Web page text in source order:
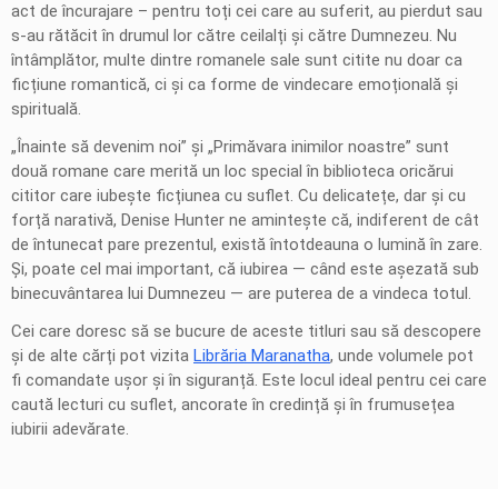
act de încurajare – pentru toți cei care au suferit, au pierdut sau
s-au rătăcit în drumul lor către ceilalți și către Dumnezeu. Nu
întâmplător, multe dintre romanele sale sunt citite nu doar ca
ficțiune romantică, ci și ca forme de vindecare emoțională și
spirituală.
„Înainte să devenim noi” și „Primăvara inimilor noastre” sunt
două romane care merită un loc special în biblioteca oricărui
cititor care iubește ficțiunea cu suflet. Cu delicatețe, dar și cu
forță narativă, Denise Hunter ne amintește că, indiferent de cât
de întunecat pare prezentul, există întotdeauna o lumină în zare.
Și, poate cel mai important, că iubirea — când este așezată sub
binecuvântarea lui Dumnezeu — are puterea de a vindeca totul.
Cei care doresc să se bucure de aceste titluri sau să descopere
și de alte cărți pot vizita Librăria Maranatha, unde volumele pot
fi comandate ușor și în siguranță. Este locul ideal pentru cei care
caută lecturi cu suflet, ancorate în credință și în frumusețea
iubirii adevărate.